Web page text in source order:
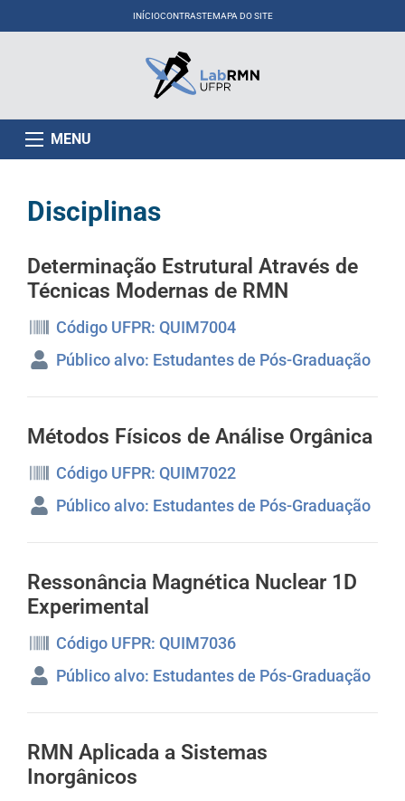
INÍCIOCONTRASTEMAPA DO SITE
MENU
Disciplinas
Determinação Estrutural Através de
Técnicas Modernas de RMN
Código UFPR: QUIM7004
Público alvo: Estudantes de Pós-Graduação
Métodos Físicos de Análise Orgânica
Código UFPR: QUIM7022
Público alvo: Estudantes de Pós-Graduação
Ressonância Magnética Nuclear 1D
Experimental
Código UFPR: QUIM7036
Público alvo: Estudantes de Pós-Graduação
RMN Aplicada a Sistemas
Inorgânicos